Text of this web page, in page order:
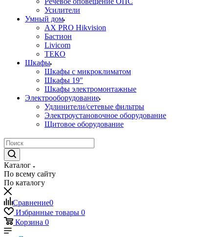
Усилители
Умный дом
AX PRO Hikvision
Бастион
Livicom
ТЕКО
Шкафы
Шкафы с микроклиматом
Шкафы 19"
Шкафы электромонтажные
Электрооборудование
Удлинители/сетевые фильтры
Электроустановочное оборудование
Щитовое оборудование
Каталог
По всему сайту
По каталогу
Сравнение0
Избранные товары 0
Корзина 0